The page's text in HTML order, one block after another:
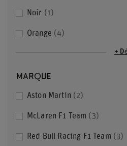
Noir 1
Orange 4
+
MARQUE
Aston Martin 2
McLaren F1 Team 3
Red Bull Racing F1 Team 3